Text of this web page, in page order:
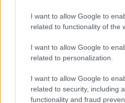
I want to allow Google to
related to functionality of the
I want to allow Google to
related to personalization.
I want to allow Google to
related to security, including
functionality and fraud
, 16 Ιουνίου 2023 ||